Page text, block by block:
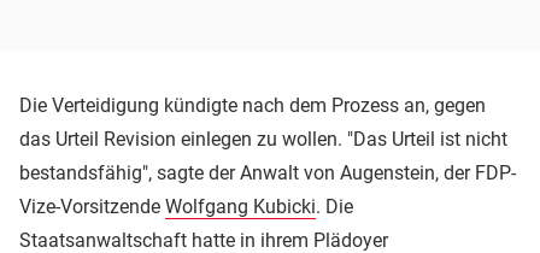
Die Verteidigung kündigte nach dem Prozess an, gegen
das Urteil Revision einlegen zu wollen. "Das Urteil ist nicht
bestandsfähig", sagte der Anwalt von Augenstein, der FDP-
Vize-Vorsitzende Wolfgang Kubicki. Die
Staatsanwaltschaft hatte in ihrem Plädoyer